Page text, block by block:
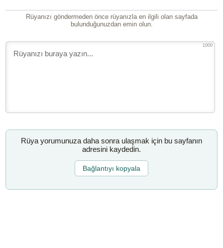
Rüyanızı göndermeden önce rüyanızla en ilgili olan sayfada
bulunduğunuzdan emin olun.
1000
Rüya yorumunuza daha sonra ulaşmak için bu sayfanın
adresini kaydedin.
Bağlantıyı kopyala